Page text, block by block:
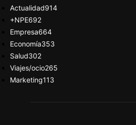
Actualidad914
+NPE692
Empresa664
Economía353
Salud302
Viajes/ocio265
Marketing113